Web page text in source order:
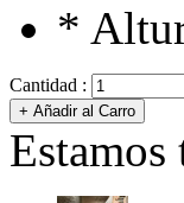
*
Cantidad :
Estamos